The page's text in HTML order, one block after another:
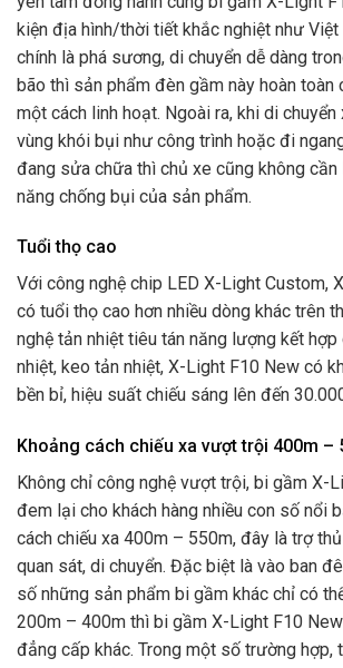
kiện địa hình/thời tiết khắc nghiệt như Việt
chính là phá sương, di chuyển dễ dàng
bão thì sản phẩm đèn gầm này hoàn toàn
một cách linh hoạt. Ngoài ra, khi di
vùng khói bụi như công trình hoặc đi
đang sửa chữa thì chủ xe cũng không cần
năng chống bụi của sản phẩm.
Tuổi thọ cao
Với công nghệ chip LED X-Light Custom,
có tuổi thọ cao hơn nhiều dòng khác trên
nghệ tản nhiệt tiêu tán năng lượng kết
nhiệt, keo tản nhiệt, X-Light F10 New có
bền bỉ, hiệu suất chiếu sáng lên đến
Khoảng cách chiếu xa vượt trội 400m –
Không chỉ công nghệ vượt trội, bi gầm X-
đem lại cho khách hàng nhiều con số nổi
cách chiếu xa 400m – 550m, đây là trợ
quan sát, di chuyển. Đặc biệt là vào ban
số những sản phẩm bi gầm khác chỉ có
200m – 400m thì bi gầm X-Light F10
đẳng cấp khác. Trong một số trường hợp,